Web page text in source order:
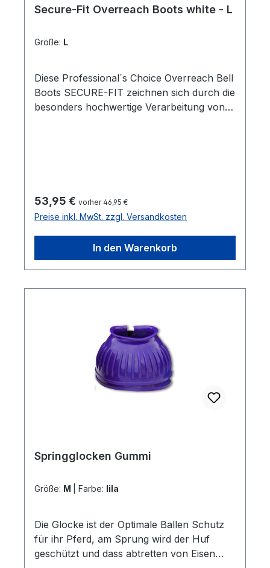
Secure-Fit Overreach Boots white - L
Größe: L
Diese Professional´s Choice Overreach Bell
Boots SECURE-FIT zeichnen sich durch die
besonders hochwertige Verarbeitung von
Durch die Einarbeitung eines Stoppers wird
das Drehen des Boots verhindert. In
Kombination mit den Sports Medicine Boots
ist das Bein Deines Pferds rundum
geschützt.Die Overreach Boots wurden als
Ergänzung zu den Sports Medicine Boots
Regulärer Preis:
53,95 € vorher 46,95 €
Preise inkl. MwSt. zzgl. Versandkosten
In den Warenkorb
Springglocken Gummi
Größe: M Farbe: lila
Die Glocke ist der Optimale Ballen Schutz
für ihr Pferd, am Sprung wird der Huf
geschützt und dass abtretten von Eisen